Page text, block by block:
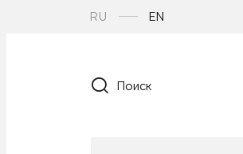
RU EN
Поиск